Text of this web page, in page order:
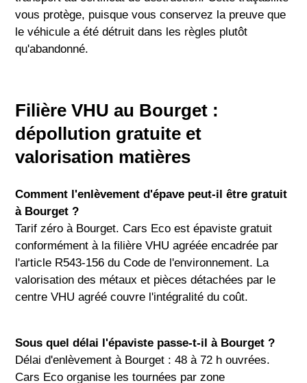
vous protège, puisque vous conservez la preuve que
le véhicule a été détruit dans les règles plutôt
qu'abandonné.
Filière VHU au Bourget :
dépollution gratuite et
valorisation matières
Comment l'enlèvement d'épave peut-il être gratuit
à Bourget ?
Tarif zéro à Bourget. Cars Eco est épaviste gratuit
conformément à la filière VHU agréée encadrée par
l'article R543-156 du Code de l'environnement. La
valorisation des métaux et pièces détachées par le
centre VHU agréé couvre l'intégralité du coût.
Sous quel délai l'épaviste passe-t-il à Bourget ?
Délai d'enlèvement à Bourget : 48 à 72 h ouvrées.
Cars Eco organise les tournées par zone